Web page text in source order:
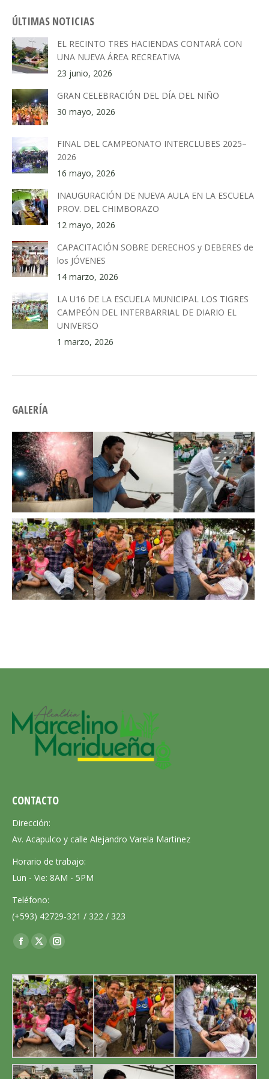
ÚLTIMAS NOTICIAS
EL RECINTO TRES HACIENDAS CONTARÁ CON
UNA NUEVA ÁREA RECREATIVA
23 junio, 2026
GRAN CELEBRACIÓN DEL DÍA DEL NIÑO
30 mayo, 2026
FINAL DEL CAMPEONATO INTERCLUBES 2025–
2026
16 mayo, 2026
INAUGURACIÓN DE NUEVA AULA EN LA ESCUELA
PROV. DEL CHIMBORAZO
12 mayo, 2026
CAPACITACIÓN SOBRE DERECHOS y DEBERES de
los JÓVENES
14 marzo, 2026
LA U16 DE LA ESCUELA MUNICIPAL LOS TIGRES
CAMPEÓN DEL INTERBARRIAL DE DIARIO EL
UNIVERSO
1 marzo, 2026
GALERÍA
CONTACTO
Dirección:
Av. Acapulco y calle Alejandro Varela Martinez
Horario de trabajo:
Lun - Vie: 8AM - 5PM
Teléfono:
(+593) 42729-321 / 322 / 323
Encuéntranos en:
Facebook
opens
in
new
window
X
opens
in
new
window
Instagram
opens
in
new
window